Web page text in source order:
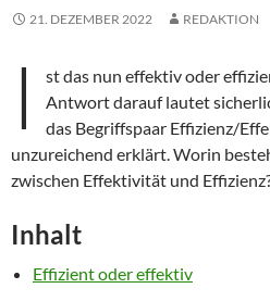
21. DEZEMBER 2022 REDAKTION
I
st das nun effektiv oder
Antwort darauf lautet
das Begriffspaar Effizienz/
unzureichend erklärt. Worin
zwischen Effektivität und
Inhalt
Effizient oder effektiv